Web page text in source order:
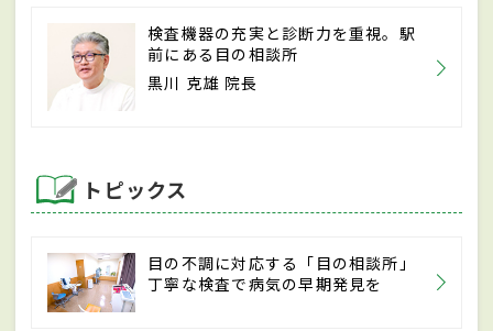
検査機器の充実と診断力を重視。駅
前にある目の相談所
黒川 克雄 院長
トピックス
目の不調に対応する「目の相談所」
丁寧な検査で病気の早期発見を